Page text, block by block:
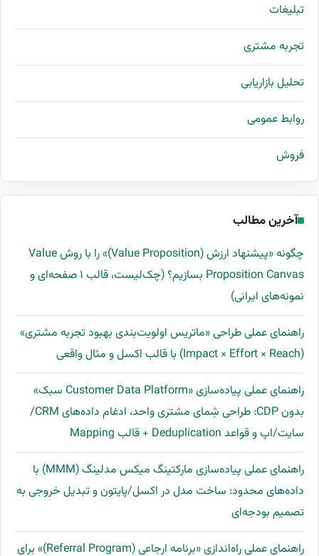
تبلیغات
تجربه مشتری
تحلیل بازاریابی
روابط عمومی
فروش
آخرین مطالب
چگونه «پیشنهاد ارزش (Value Proposition)» را با روش Value
Proposition Canvas بسازیم؟ (چک‌لیست، قالب ۱ صفحه‌ای و
نمونه‌های ایرانی)
راهنمای عملی طراحی «ماتریس اولویت‌بندی بهبود تجربه مشتری»
(Impact × Effort × Reach) با قالب اکسل و مثال واقعی
راهنمای عملی پیاده‌سازی «Customer Data Platform سبک»
بدون CDP: طراحی شِمای مشتری واحد، ادغام داده‌های CRM/
سایت/اپ و قواعد Deduplication + قالب Mapping
راهنمای عملی پیاده‌سازی مارکتینگ میکس مدلینگ (MMM) با
داده‌های محدود: ساخت مدل در اکسل/پایتون و تبدیل خروجی به
تصمیم بودجه‌ای
راهنمای عملی راه‌اندازی «برنامه ارجاعی (Referral Program)» برای